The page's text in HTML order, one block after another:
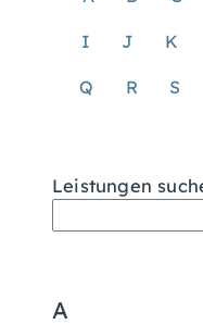
I J K
Q R S
Leistungen
A